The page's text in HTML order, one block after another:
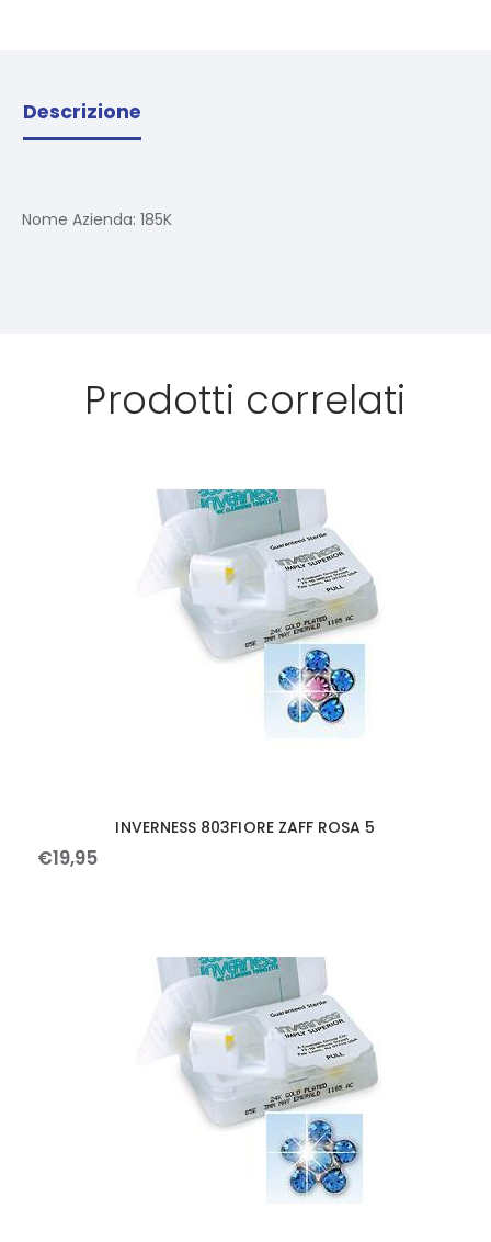
Descrizione
Nome Azienda: 185K
Prodotti correlati
INVERNESS 803FIORE ZAFF ROSA 5
€19,95